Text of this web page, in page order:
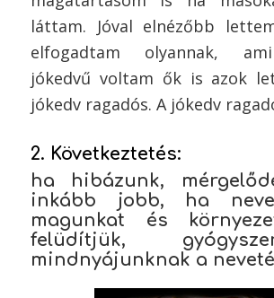
láttam. Jóval elnézőbb
elfogadtam olyannak,
jókedvű voltam ők is azok
jókedv ragadós. A jókedv
2. Következtetés:
ha hibázunk,
inkább jobb, ha
magunkat és
felüdítjük,
mindnyájunknak a